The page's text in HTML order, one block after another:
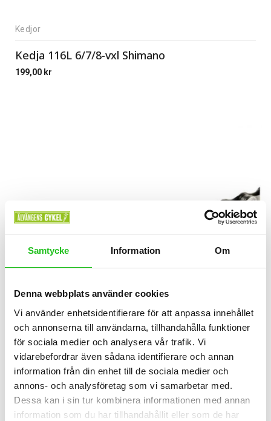
Samtycke Information Om
Denna webbplats använder cookies
Vi använder enhetsidentifierare för att anpassa innehållet
och annonserna till användarna, tillhandahålla funktioner
för sociala medier och analysera vår trafik. Vi
vidarebefordrar även sådana identifierare och annan
information från din enhet till de sociala medier och
annons- och analysföretag som vi samarbetar med.
Dessa kan i sin tur kombinera informationen med annan
information som du har tillhandahållit eller som de har
Kedjor
Kedja 116L 6/7/8-vxl Shimano
199,00 kr
Kedjor
Kedja 116L 9-vxl Shimano